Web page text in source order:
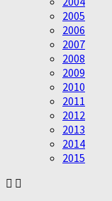
2005
2006
2007
2008
2009
2010
2011
2012
2013
2014
2015